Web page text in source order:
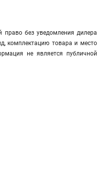
право без уведомления дилера
комплектацию товара и место
не является публичной